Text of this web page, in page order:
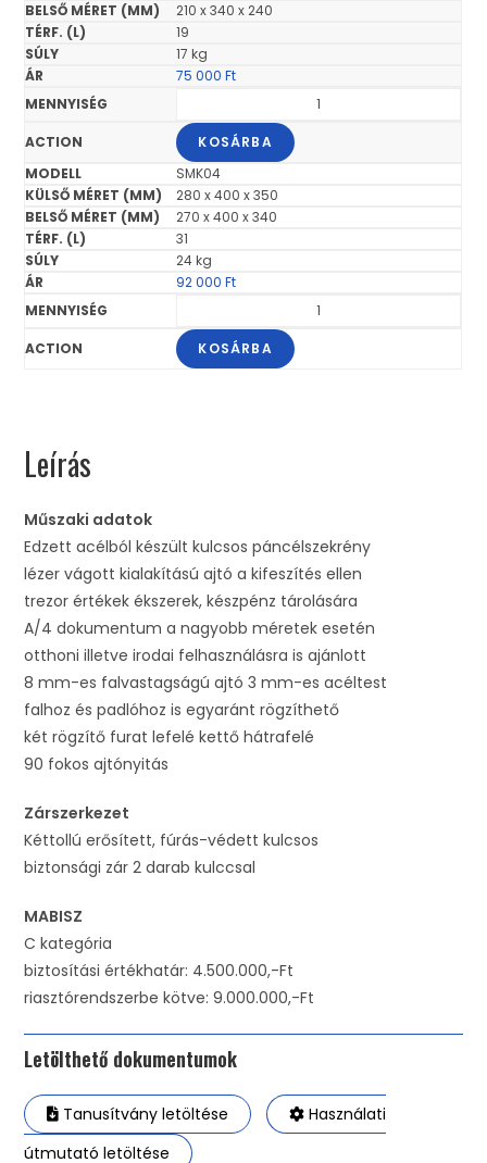
210 x 340 x 240
19
17 kg
75 000Ft
KOSÁRBA
SMK04
280 x 400 x 350
270 x 400 x 340
31
24 kg
92 000Ft
KOSÁRBA
Leírás
Műszaki adatok
Edzett acélból készült kulcsos páncélszekrény
lézer vágott kialakítású ajtó a kifeszítés ellen
trezor értékek ékszerek, készpénz tárolására
A/4 dokumentum a nagyobb méretek esetén
otthoni illetve irodai felhasználásra is ajánlott
8 mm-es falvastagságú ajtó 3 mm-es acéltest
falhoz és padlóhoz is egyaránt rögzíthető
két rögzítő furat lefelé kettő hátrafelé
90 fokos ajtónyitás
Zárszerkezet
Kéttollú erősített, fúrás-védett kulcsos
biztonsági zár 2 darab kulccsal
MABISZ
C kategória
biztosítási értékhatár: 4.500.000,-Ft
riasztórendszerbe kötve: 9.000.000,-Ft
Letölthető dokumentumok
Tanusítvány letöltése
Használati
útmutató letöltése